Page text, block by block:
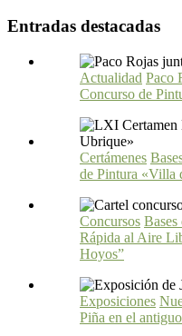
Entradas destacadas
Actualidad Paco
Concurso de
Certámenes
de Pintura «Villa
Concursos
Rápida al Aire
Hoyos”
Exposiciones
Piña en el